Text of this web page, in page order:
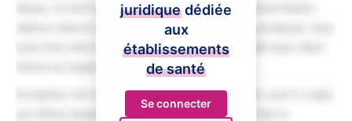
aliqua. Ut enim ad minim veniam, quis nostrud exercitation
ullamco laboris nisi ut aliquip ex ea commodo consequat. Duis
aute irure dolor in reprehenderit in voluptate velit esse cillum
dolore eu fugiat nulla pariatur.
Excepteur sint occaecat cupidatat non proident, sunt in culpa
qui officia deserunt mollit anim id est laborum. Sed ut
juridique dédiée
aux
établissements
de santé
Se connecter